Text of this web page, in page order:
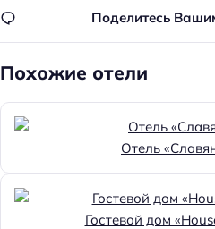
Удобства для людей с
возможностями здоровья
Парковка для людей с
Парковка
Поделитесь
Похожие отели
Отель
Гостевой дом